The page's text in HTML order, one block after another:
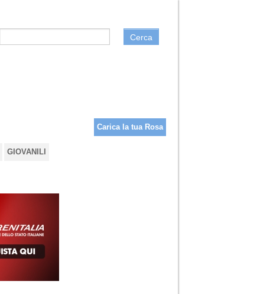
Cerca
Carica la tua Rosa
GIOVANILI